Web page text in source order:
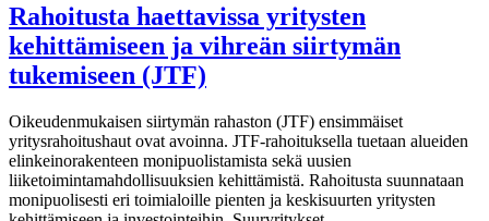
Rahoitusta haettavissa yritysten
kehittämiseen ja vihreän siirtymän
tukemiseen (JTF)
Oikeudenmukaisen siirtymän rahaston (JTF) ensimmäiset
yritysrahoitushaut ovat avoinna. JTF-rahoituksella tuetaan alueiden
elinkeinorakenteen monipuolistamista sekä uusien
liiketoimintamahdollisuuksien kehittämistä. Rahoitusta suunnataan
monipuolisesti eri toimialoille pienten ja keskisuurten yritysten